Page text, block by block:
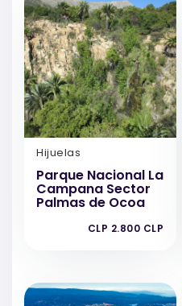
Hijuelas
Parque Nacional La
Campana Sector
Palmas de Ocoa
CLP 2.800 CLP